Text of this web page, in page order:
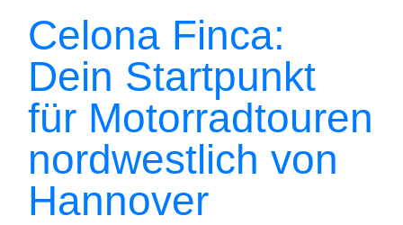
Celona Finca:
Dein Startpunkt
für Motorradtouren
nordwestlich von
Hannover